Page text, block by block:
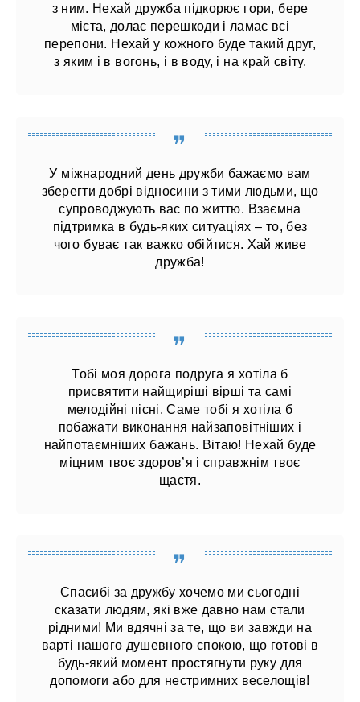
з ним. Нехай дружба підкорює гори, бере
міста, долає перешкоди і ламає всі
перепони. Нехай у кожного буде такий друг,
з яким і в вогонь, і в воду, і на край світу.
У міжнародний день дружби бажаємо вам
зберегти добрі відносини з тими людьми, що
супроводжують вас по життю. Взаємна
підтримка в будь-яких ситуаціях – то, без
чого буває так важко обійтися. Хай живе
дружба!
Тобі моя дорога подруга я хотіла б
присвятити найщиріші вірші та самі
мелодійні пісні. Саме тобі я хотіла б
побажати виконання найзаповітніших і
найпотаємніших бажань. Вітаю! Нехай буде
міцним твоє здоров’я і справжнім твоє
щастя.
Спасибі за дружбу хочемо ми сьогодні
сказати людям, які вже давно нам стали
рідними! Ми вдячні за те, що ви завжди на
варті нашого душевного спокою, що готові в
будь-який момент простягнути руку для
допомоги або для нестримних веселощів!